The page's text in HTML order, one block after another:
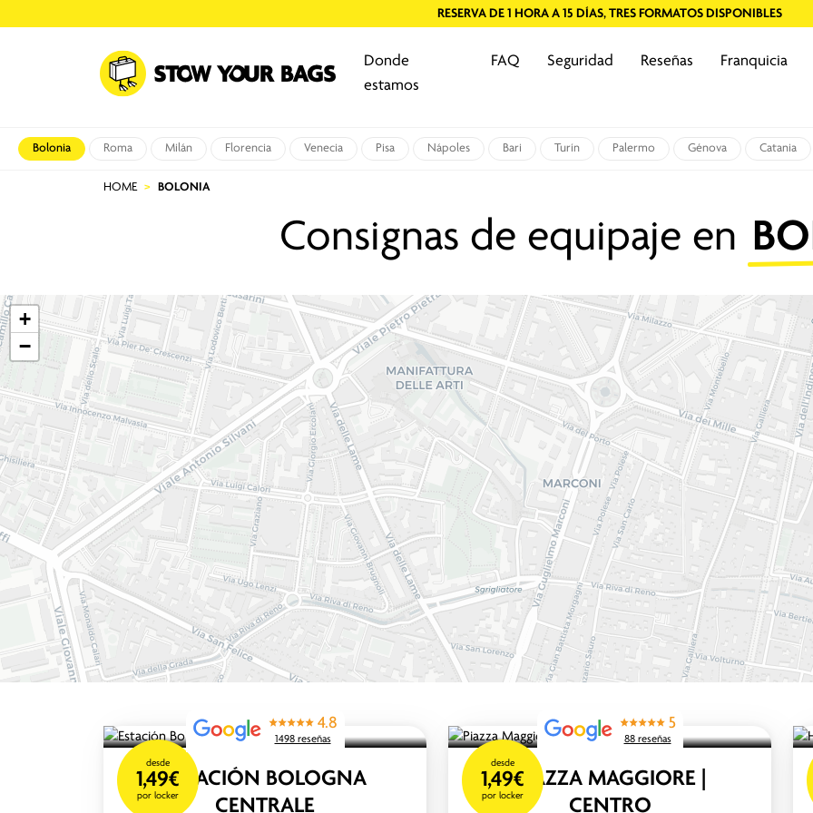
RESERVA EN LÍNEA O EN EL LUGAR
Donde
estamos
FAQ Seguridad Reseñas Franquicia
Bolonia Roma Milán Florencia Venecia Pisa Nápoles Bari Turín Palermo Génova Catania
HOME BOLONIA
Consignas de equipaje en
+
−
desde
1,49€
por locker
4.8
1498 reseñas
ESTACIÓN BOLOGNA
CENTRALE
desde
1,49€
por locker
5
88 reseñas
PIAZZA MAGGIORE |
CENTRO